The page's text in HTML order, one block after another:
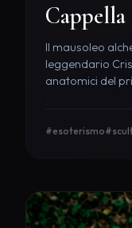
Cappella
Il mausoleo
leggendario
anatomici del
#esoterismo